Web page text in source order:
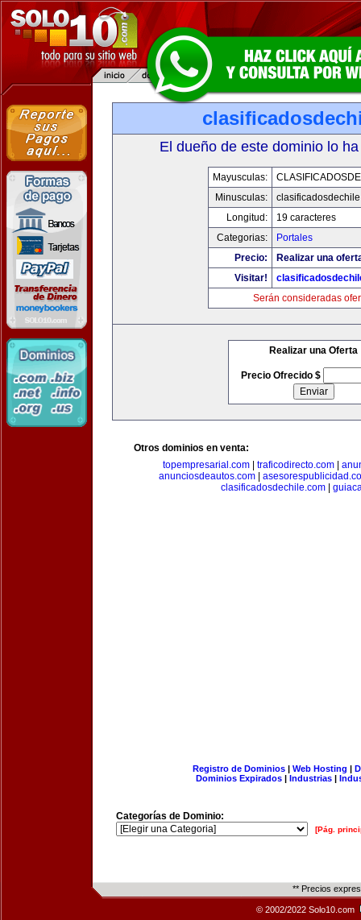
El dueño de este dominio lo
Mayusculas:
Minusculas:
Longitud:
19 caracteres
Categorias:
Portales
Precio:
Realizar una
Visitar!
Serán consideradas
Realizar una Oferta
Precio Ofrecido $
Otros dominios en venta:
topempresarial.com
traficodirecto.com
anunciosdeautos.com|
clasificadosdechile.com|
Registro de Dominios| Web Hosting |
Dominios Expirados | Industrias |
Categorías de Dominio:
[Pág.
** Precios
© 2002/2022 Solo10.com